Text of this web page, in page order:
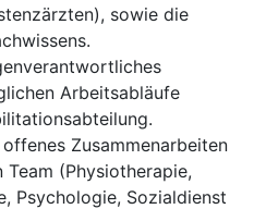
sowie die
Arbeitsabläufe
Zusammenarbeiten
(Physiotherapie,
Psychologie, Sozialdienst